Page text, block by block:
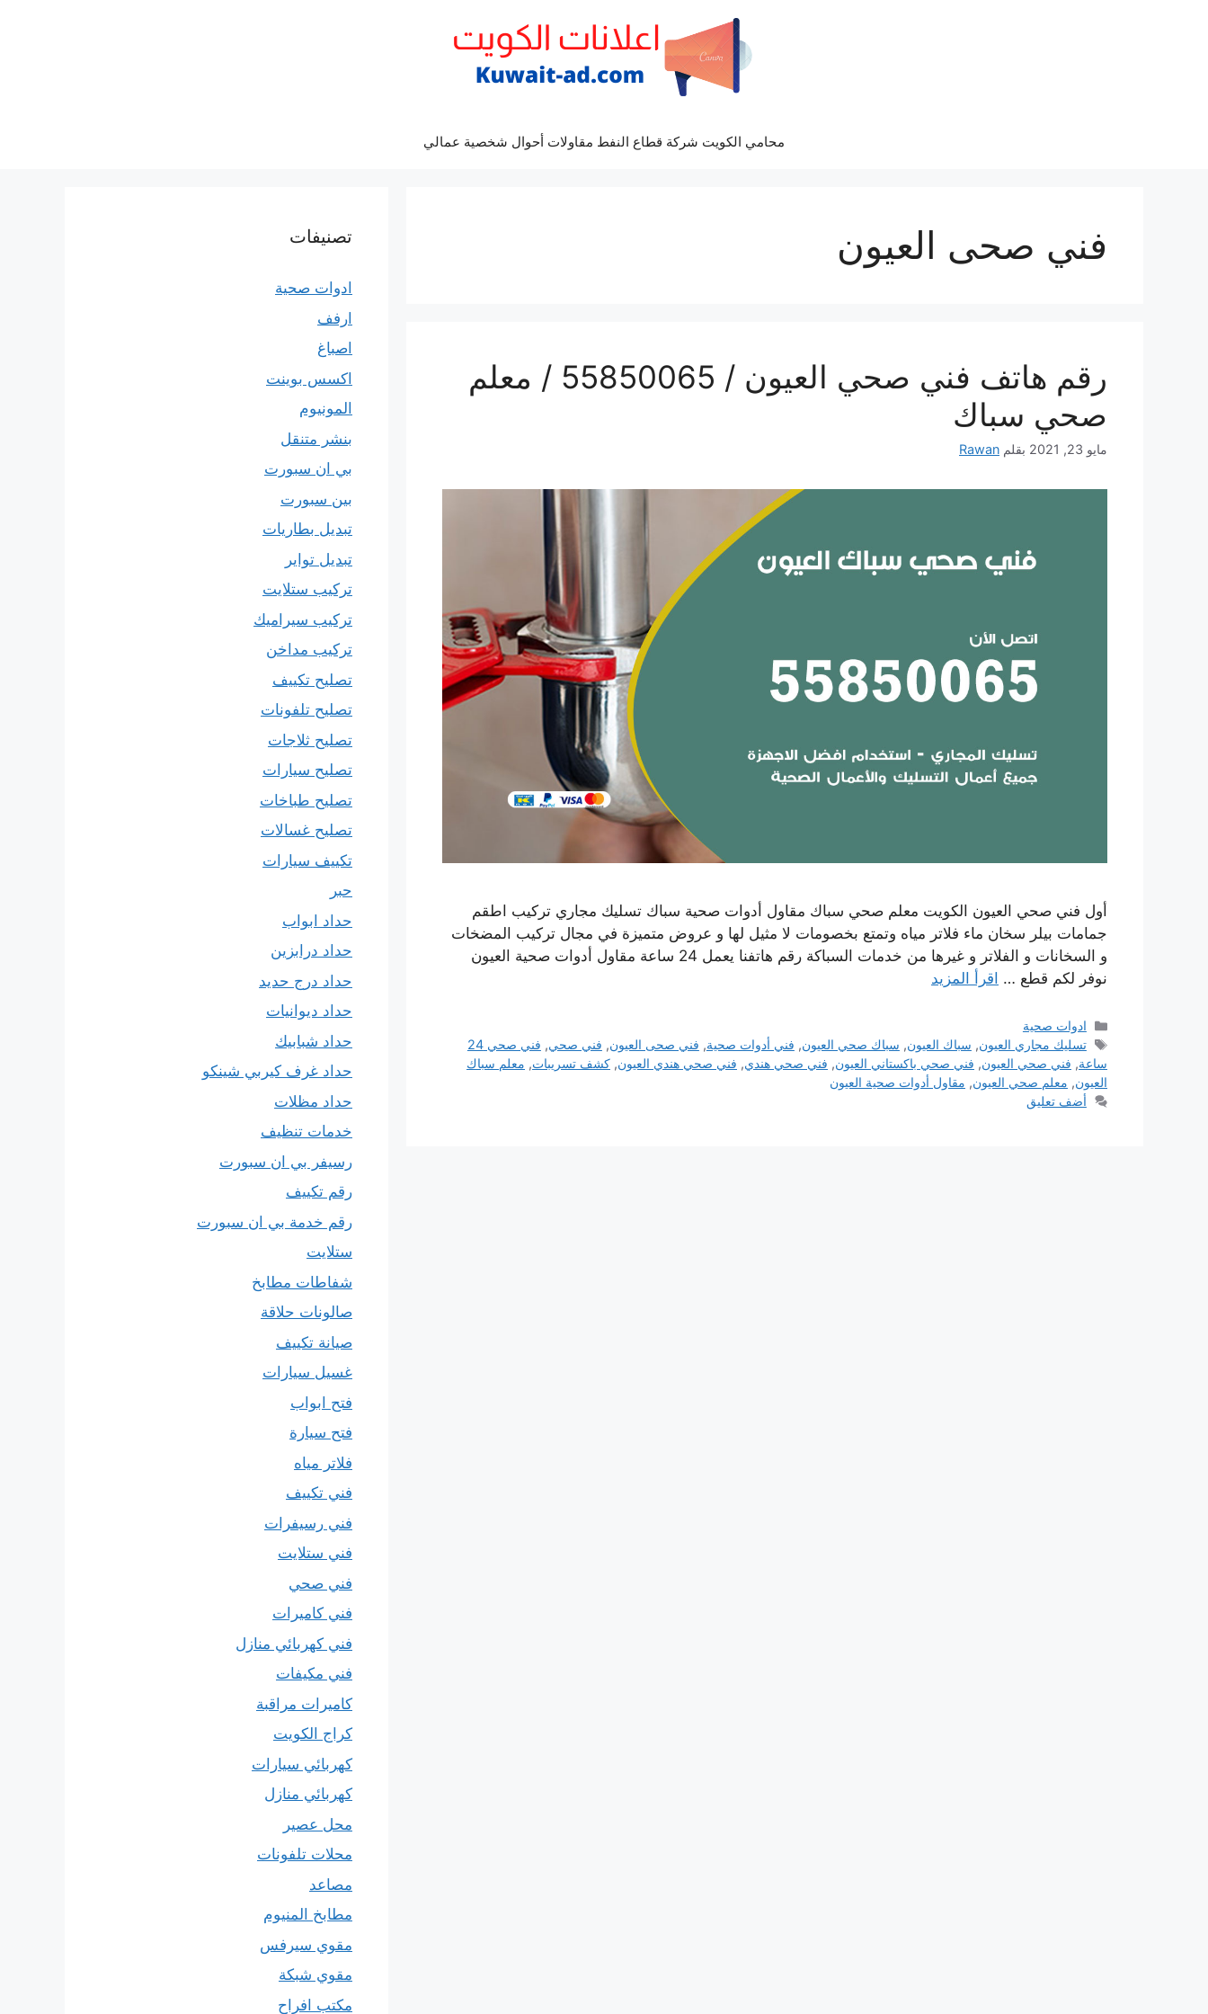
محامي الكويت شركة قطاع النفط مقاولات أحوال شخصية عمالي
فني صحى العيون
رقم هاتف فني صحي العيون / 55850065 / معلم
صحي سباك
مايو 23, 2021 بقلم Rawan
أول فني صحي العيون الكويت معلم صحي سباك مقاول أدوات صحية سباك تسليك مجاري تركيب اطقم
جمامات بيلر سخان ماء فلاتر مياه وتمتع بخصومات لا مثيل لها و عروض متميزة في مجال تركيب المضخات
و السخانات و الفلاتر و غيرها من خدمات السباكة رقم هاتفنا يعمل 24 ساعة مقاول أدوات صحية العيون
نوفر لكم قطع … اقرأ المزيد
التصنيفات
ادوات صحية
الوسوم
تسليك مجاري العيون, سباك العيون, سباك صحي العيون, فني أدوات صحية, فني صحى العيون, فني صحي,
فني صحي 24
ساعة, فني صحي العيون, فني صحي باكستاني العيون, فني صحي هندي, فني صحي هندي العيون, كشف تسريبات, معلم سباك
العيون, معلم صحي العيون, مقاول أدوات صحية العيون
أضف تعليق
تصنيفات
ادوات صحية
ارفف
اصباغ
اكسس بوينت
المونيوم
بنشر متنقل
بي ان سبورت
بين سبورت
تبديل بطاريات
تبديل تواير
تركيب ستلايت
تركيب سيراميك
تركيب مداخن
تصليح تكييف
تصليح تلفونات
تصليح ثلاجات
تصليح سيارات
تصليح طباخات
تصليح غسالات
تكييف سيارات
حبر
حداد ابواب
حداد درابزين
حداد درج حديد
حداد ديوانيات
حداد شبابيك
حداد غرف كيربي شينكو
حداد مظلات
خدمات تنظيف
رسيفر بي ان سبورت
رقم تكييف
رقم خدمة بي ان سبورت
ستلايت
شفاطات مطابخ
صالونات حلاقة
صيانة تكييف
غسيل سيارات
فتح ابواب
فتح سيارة
فلاتر مياه
فني تكييف
فني رسيفرات
فني ستلايت
فني صحي
فني كاميرات
فني كهربائي منازل
فني مكيفات
كاميرات مراقبة
كراج الكويت
كهربائي سيارات
كهربائي منازل
محل عصير
محلات تلفونات
مصاعد
مطابخ المنيوم
مقوي سيرفس
مقوي شبكة
مكتب افراح